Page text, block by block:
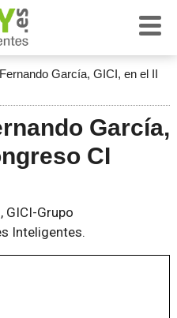
García, GICI, en el II
García,
CI
GICI-Grupo
Inteligentes.